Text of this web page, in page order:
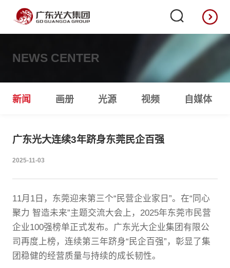
NEWS CENTER
新闻 画册 光源 视频 自媒体
广东光大连续3年跻身东莞民企百强
2025-11-03
11月1日，东莞迎来第三个“民营企业家日”。在“同心
聚力 智造未来”主题交流大会上，2025年东莞市民营
企业100强榜单正式发布。广东光大企业集团有限公
司再度上榜，连续第三年跻身“民企百强”，彰显了集
团稳健的经营质量与持续的成长韧性。